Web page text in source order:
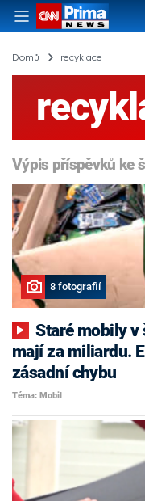
Domů recyklace
Výpis příspěvků ke
8 fotografií
Staré mobily v šuplíku? Češi jich doma
mají za miliardu.
zásadní chybu
Téma: Mobil